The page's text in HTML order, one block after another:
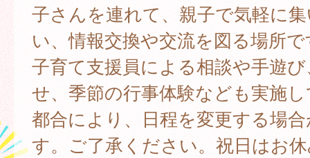
子さんを連れて、親子で気軽に
い、情報交換や交流を図る場所
子育て支援員による相談や手遊
せ、季節の行事体験なども実施
都合により、日程を変更する場
す。ご了承ください。祝日はお